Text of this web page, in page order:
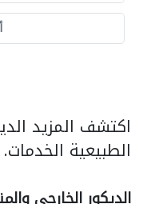
اكتشف المزيد
الطبيعية الخدمات.
الديكور الخارجي